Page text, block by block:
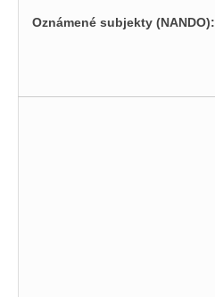
Oznámené subjekty (NANDO):